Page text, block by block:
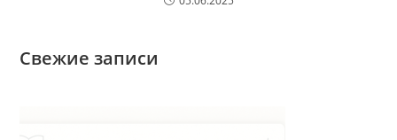
Свежие записи